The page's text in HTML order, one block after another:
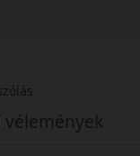
vélemények